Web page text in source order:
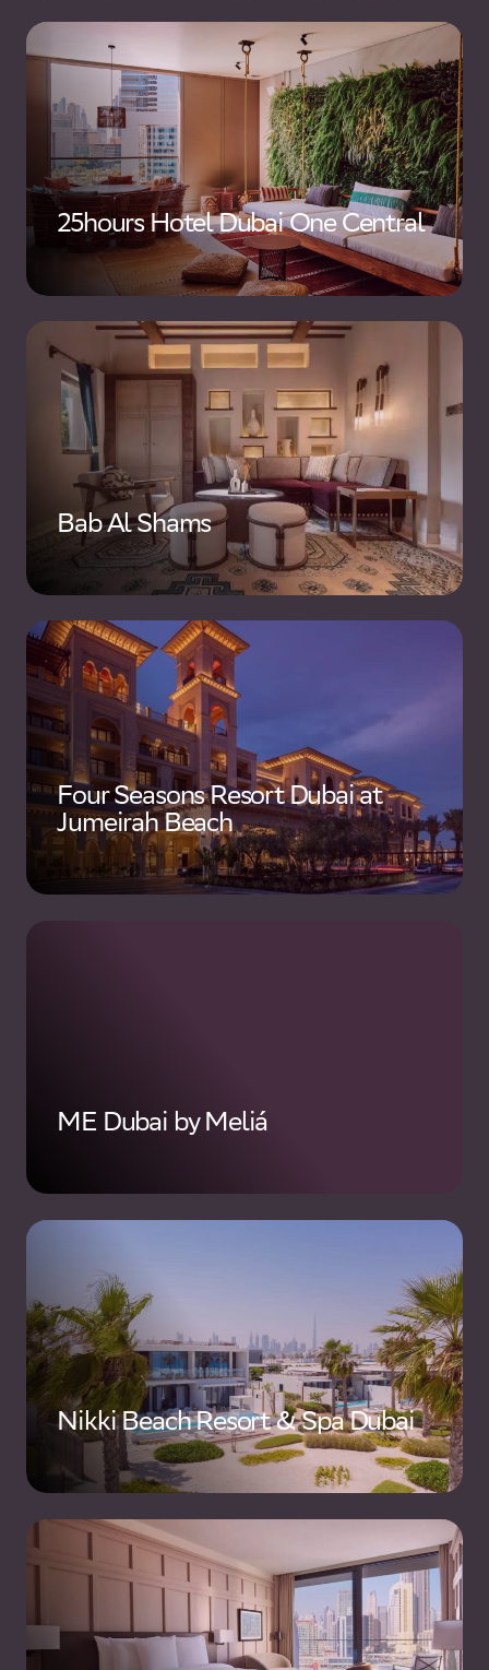
25hours Hotel Dubai One Central
Bab Al Shams
Four Seasons Resort Dubai at
Jumeirah Beach
ME Dubai by Meliá
Nikki Beach Resort & Spa Dubai